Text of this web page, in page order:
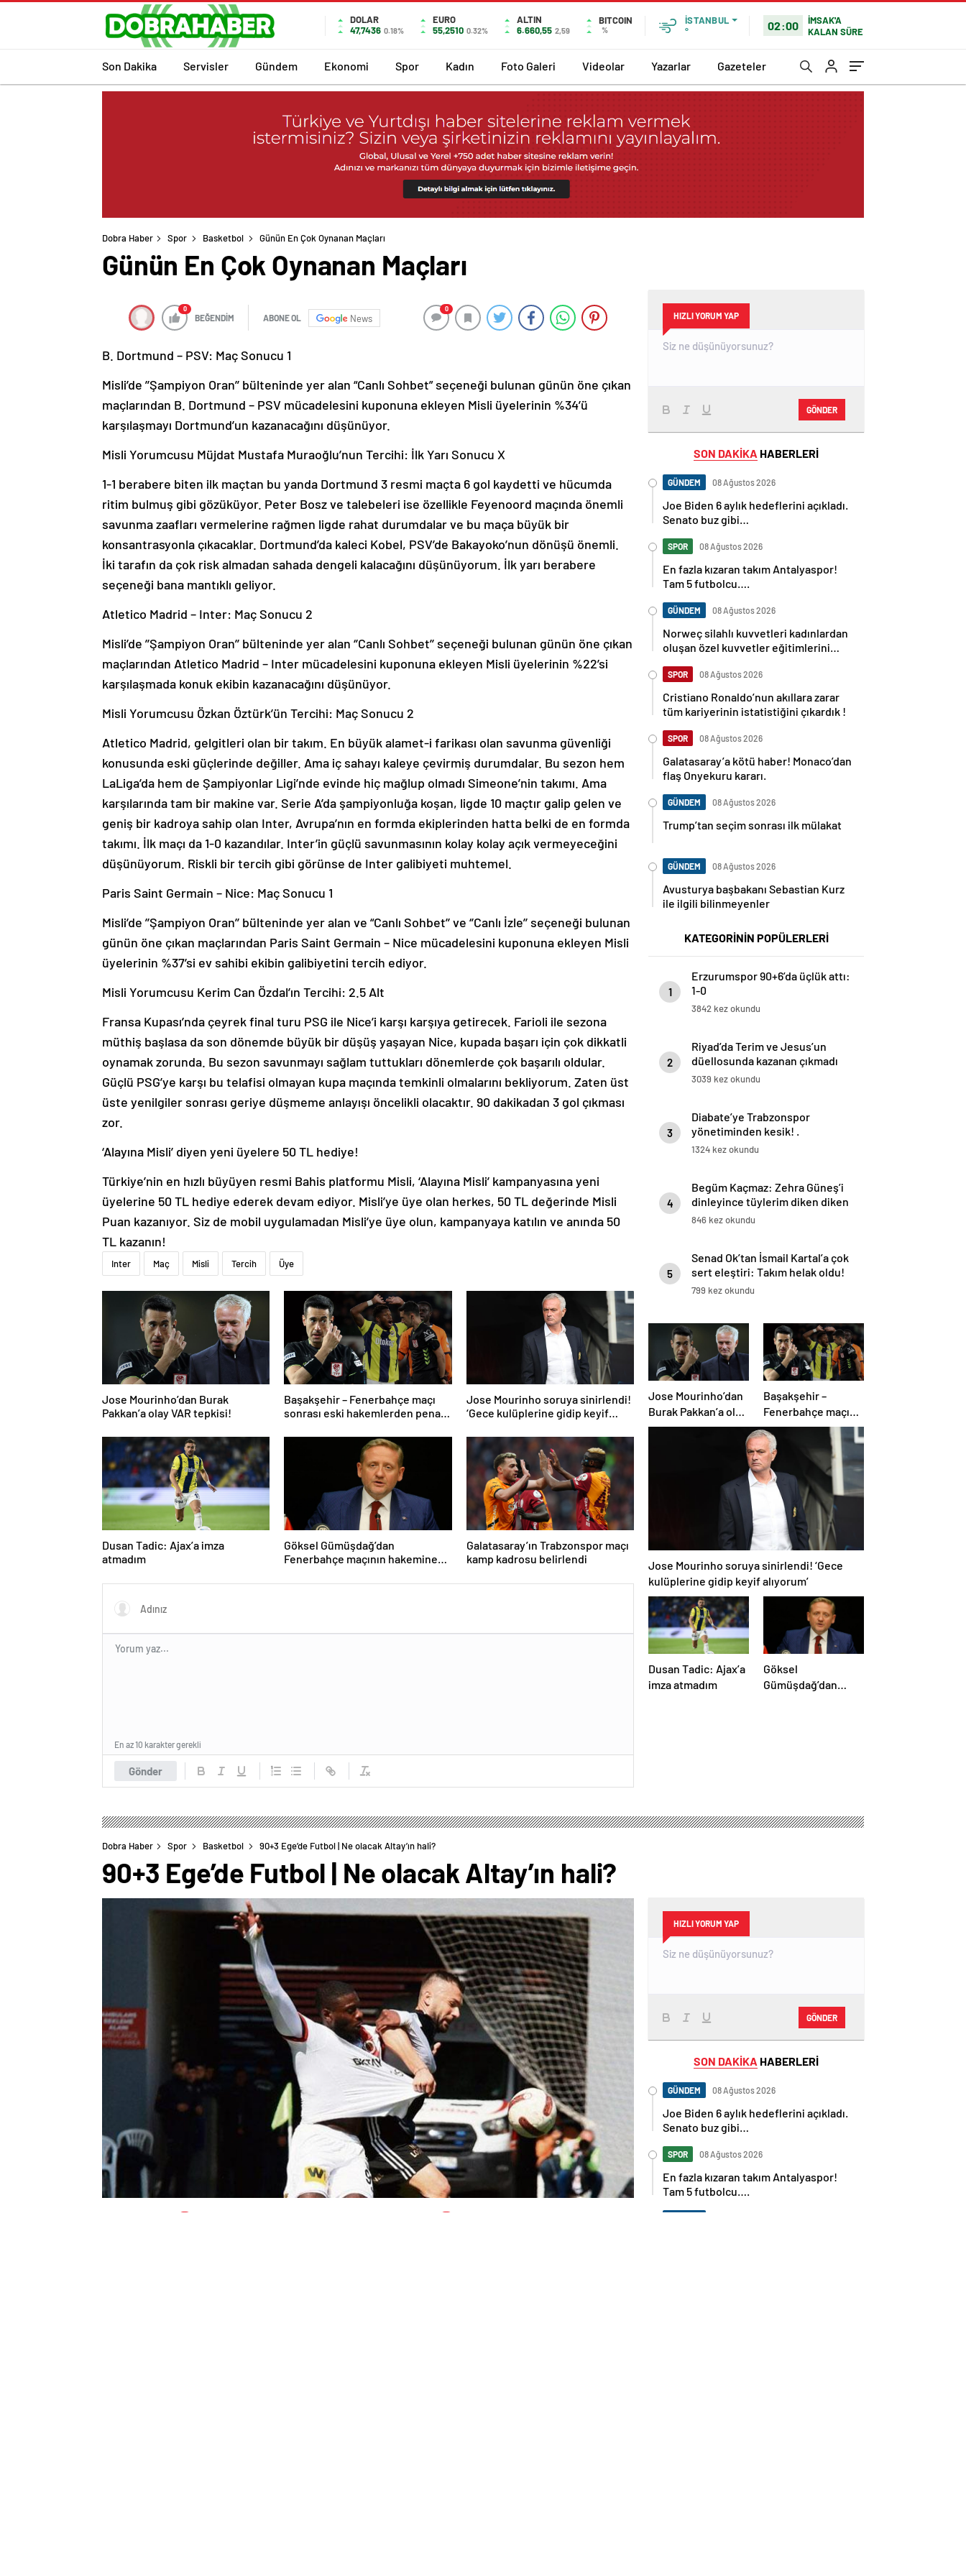
DOLAR
47,7436 0.18%
EURO
55,2510 0.32%
ALTIN
6.660,55 2,59
BITCOIN
%
İSTANBUL
°
02:00
İMSAK'A
KALAN SÜRE
Son Dakika Servisler Gündem Ekonomi Spor Kadın Foto Galeri Videolar Yazarlar Gazeteler
Dobra Haber Spor Basketbol Günün En Çok Oynanan Maçları
Günün En Çok Oynanan Maçları
0
BEĞENDİM ABONE OL News
0
B. Dortmund – PSV: Maç Sonucu 1
Misli’de ’’Şampiyon Oran’’ bülteninde yer alan “Canlı Sohbet” seçeneği bulunan günün öne çıkan
maçlarından B. Dortmund – PSV mücadelesini kuponuna ekleyen Misli üyelerinin %34’ü
karşılaşmayı Dortmund’un kazanacağını düşünüyor.
Misli Yorumcusu Müjdat Mustafa Muraoğlu’nun Tercihi: İlk Yarı Sonucu X
1-1 berabere biten ilk maçtan bu yanda Dortmund 3 resmi maçta 6 gol kaydetti ve hücumda
ritim bulmuş gibi gözüküyor. Peter Bosz ve talebeleri ise özellikle Feyenoord maçında önemli
savunma zaafları vermelerine rağmen ligde rahat durumdalar ve bu maça büyük bir
konsantrasyonla çıkacaklar. Dortmund’da kaleci Kobel, PSV’de Bakayoko’nun dönüşü önemli.
İki tarafın da çok risk almadan sahada dengeli kalacağını düşünüyorum. İlk yarı berabere
seçeneği bana mantıklı geliyor.
Atletico Madrid – Inter: Maç Sonucu 2
Misli’de ’’Şampiyon Oran’’ bülteninde yer alan ‘’Canlı Sohbet’’ seçeneği bulunan günün öne çıkan
maçlarından Atletico Madrid – Inter mücadelesini kuponuna ekleyen Misli üyelerinin %22’si
karşılaşmada konuk ekibin kazanacağını düşünüyor.
Misli Yorumcusu Özkan Öztürk’ün Tercihi: Maç Sonucu 2
Atletico Madrid, gelgitleri olan bir takım. En büyük alamet-i farikası olan savunma güvenliği
konusunda eski güçlerinde değiller. Ama iç sahayı kaleye çevirmiş durumdalar. Bu sezon hem
LaLiga’da hem de Şampiyonlar Ligi’nde evinde hiç mağlup olmadı Simeone’nin takımı. Ama
karşılarında tam bir makine var. Serie A’da şampiyonluğa koşan, ligde 10 maçtır galip gelen ve
geniş bir kadroya sahip olan Inter, Avrupa’nın en formda ekiplerinden hatta belki de en formda
takımı. İlk maçı da 1-0 kazandılar. Inter’in güçlü savunmasının kolay kolay açık vermeyeceğini
düşünüyorum. Riskli bir tercih gibi görünse de Inter galibiyeti muhtemel.
Paris Saint Germain – Nice: Maç Sonucu 1
Misli’de ’’Şampiyon Oran’’ bülteninde yer alan ve “Canlı Sohbet’’ ve ‘’Canlı İzle’’ seçeneği bulunan
günün öne çıkan maçlarından Paris Saint Germain – Nice mücadelesini kuponuna ekleyen Misli
üyelerinin %37’si ev sahibi ekibin galibiyetini tercih ediyor.
Misli Yorumcusu Kerim Can Özdal’ın Tercihi: 2.5 Alt
Fransa Kupası’nda çeyrek final turu PSG ile Nice’i karşı karşıya getirecek. Farioli ile sezona
müthiş başlasa da son dönemde büyük bir düşüş yaşayan Nice, kupada başarı için çok dikkatli
oynamak zorunda. Bu sezon savunmayı sağlam tuttukları dönemlerde çok başarılı oldular.
Güçlü PSG’ye karşı bu telafisi olmayan kupa maçında temkinli olmalarını bekliyorum. Zaten üst
üste yenilgiler sonrası geriye düşmeme anlayışı öncelikli olacaktır. 90 dakikadan 3 gol çıkması
zor.
‘Alayına Misli’ diyen yeni üyelere 50 TL hediye!
Türkiye’nin en hızlı büyüyen resmi Bahis platformu Misli, ‘Alayına Misli’ kampanyasına yeni
üyelerine 50 TL hediye ederek devam ediyor. Misli’ye üye olan herkes, 50 TL değerinde Misli
Puan kazanıyor. Siz de mobil uygulamadan Misli’ye üye olun, kampanyaya katılın ve anında 50
TL kazanın!
Inter Maç Misli Tercih Üye
Jose Mourinho’dan Burak
Pakkan’a olay VAR tepkisi!
Başakşehir – Fenerbahçe maçı
sonrası eski hakemlerden penaltı
atladı’
Jose Mourinho soruya sinirlendi!
‘Gece kulüplerine gidip keyif
Dusan Tadic: Ajax’a imza
atmadım
Göksel Gümüşdağ’dan
Fenerbahçe maçının hakemine
Galatasaray’ın Trabzonspor maçı
kamp kadrosu belirlendi
Gönder
En az 10 karakter gerekli
HIZLI YORUM YAP
GÖNDER
SON DAKİKA HABERLERİ
GÜNDEM 08 Ağustos 2026
Joe Biden 6 aylık hedeflerini açıkladı.
Senato buz gibi…
SPOR 08 Ağustos 2026
En fazla kızaran takım Antalyaspor!
Tam 5 futbolcu….
GÜNDEM 08 Ağustos 2026
Norweç silahlı kuvvetleri kadınlardan
oluşan özel kuvvetler eğitimlerini
SPOR 08 Ağustos 2026
Cristiano Ronaldo’nun akıllara zarar
tüm kariyerinin istatistiğini çıkardık !
SPOR 08 Ağustos 2026
Galatasaray’a kötü haber! Monaco’dan
flaş Onyekuru kararı.
GÜNDEM 08 Ağustos 2026
Trump’tan seçim sonrası ilk mülakat
GÜNDEM 08 Ağustos 2026
Avusturya başbakanı Sebastian Kurz
ile ilgili bilinmeyenler
KATEGORİNİN POPÜLERLERİ
1
Erzurumspor 90+6’da üçlük attı:
1-0
3842 kez okundu
2
Riyad’da Terim ve Jesus’un
düellosunda kazanan çıkmadı
3039 kez okundu
3
Diabate’ye Trabzonspor
yönetiminden kesik! .
1324 kez okundu
4
Begüm Kaçmaz: Zehra Güneş’i
dinleyince tüylerim diken diken
oldu | Eda Erdem’i çok izliyorum
846 kez okundu
5
Senad Ok’tan İsmail Kartal’a çok
sert eleştiri: Takım helak oldu!
Toplantı yapılacak
799 kez okundu
Jose Mourinho’dan
Burak Pakkan’a olay
VAR tepkisi!
Başakşehir –
Fenerbahçe maçı
sonrası eski
hakemlerden
penaltı ve gol iptali
çıkışı! ‘2 kırmızı kartı
atladı’
Jose Mourinho soruya sinirlendi! ‘Gece
kulüplerine gidip keyif alıyorum’
Dusan Tadic: Ajax’a
imza atmadım
Göksel
Gümüşdağ’dan
Dobra Haber Spor Basketbol 90+3 Ege’de Futbol | Ne olacak Altay’ın hali?
90+3 Ege’de Futbol | Ne olacak Altay’ın hali?
HIZLI YORUM YAP
GÖNDER
SON DAKİKA HABERLERİ
GÜNDEM 08 Ağustos 2026
Joe Biden 6 aylık hedeflerini açıkladı.
Senato buz gibi…
SPOR 08 Ağustos 2026
En fazla kızaran takım Antalyaspor!
Tam 5 futbolcu….